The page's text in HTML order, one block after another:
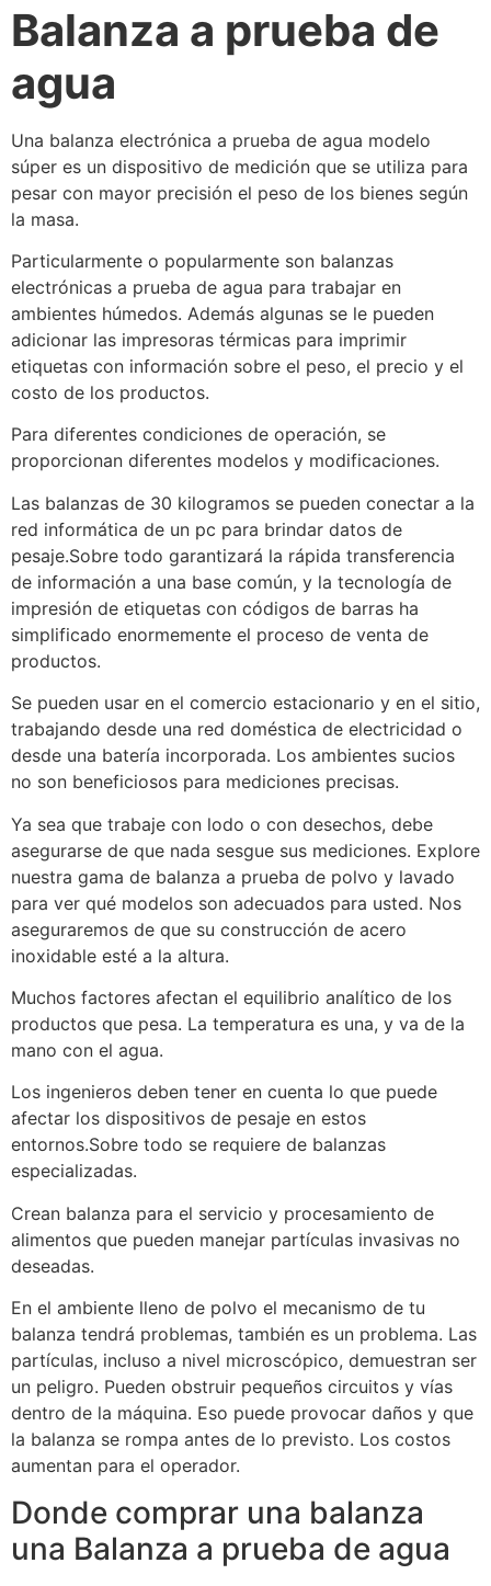
Balanza a prueba de
agua
Una balanza electrónica a prueba de agua modelo
súper es un dispositivo de medición que se utiliza para
pesar con mayor precisión el peso de los bienes según
la masa.
Particularmente o popularmente son balanzas
electrónicas a prueba de agua para trabajar en
ambientes húmedos. Además algunas se le pueden
adicionar las impresoras térmicas para imprimir
etiquetas con información sobre el peso, el precio y el
costo de los productos.
Para diferentes condiciones de operación, se
proporcionan diferentes modelos y modificaciones.
Las balanzas de 30 kilogramos se pueden conectar a la
red informática de un pc para brindar datos de
pesaje.Sobre todo garantizará la rápida transferencia
de información a una base común, y la tecnología de
impresión de etiquetas con códigos de barras ha
simplificado enormemente el proceso de venta de
productos.
Se pueden usar en el comercio estacionario y en el sitio,
trabajando desde una red doméstica de electricidad o
desde una batería incorporada. Los ambientes sucios
no son beneficiosos para mediciones precisas.
Ya sea que trabaje con lodo o con desechos, debe
asegurarse de que nada sesgue sus mediciones. Explore
nuestra gama de balanza a prueba de polvo y lavado
para ver qué modelos son adecuados para usted. Nos
aseguraremos de que su construcción de acero
inoxidable esté a la altura.
Muchos factores afectan el equilibrio analítico de los
productos que pesa. La temperatura es una, y va de la
mano con el agua.
Los ingenieros deben tener en cuenta lo que puede
afectar los dispositivos de pesaje en estos
entornos.Sobre todo se requiere de balanzas
especializadas.
Crean balanza para el servicio y procesamiento de
alimentos que pueden manejar partículas invasivas no
deseadas.
En el ambiente lleno de polvo el mecanismo de tu
balanza tendrá problemas, también es un problema. Las
partículas, incluso a nivel microscópico, demuestran ser
un peligro. Pueden obstruir pequeños circuitos y vías
dentro de la máquina. Eso puede provocar daños y que
la balanza se rompa antes de lo previsto. Los costos
aumentan para el operador.
Donde comprar una balanza
una Balanza a prueba de agua